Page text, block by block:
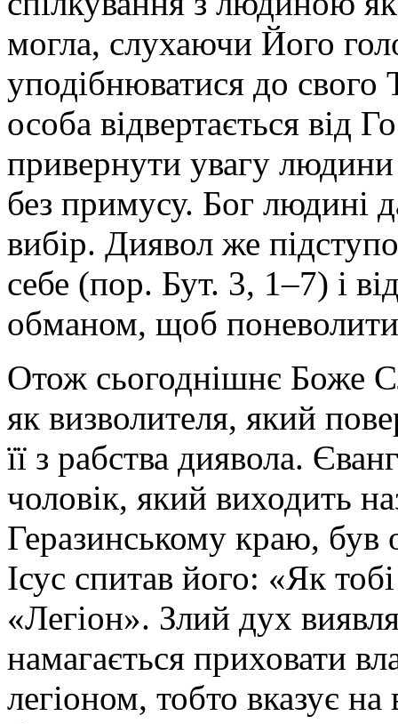
могла, слухаючи Його
уподібнюватися до
особа відвертається від
привернути увагу
без примусу. Бог людині
вибір. Диявол же
себе (пор. Бут. 3, 1–7) і
обманом, щоб
Отож сьогоднішнє Боже
як визволителя, який
її з рабства диявола.
чоловік, який виходить
Геразинському краю,
Ісус спитав його: «Як
«Легіон». Злий дух
намагається приховати
легіоном, тобто вказує